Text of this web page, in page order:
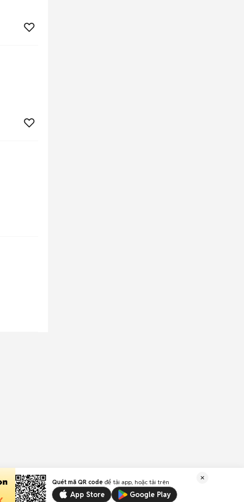
Quét mã QR code để tải app, hoặc tải trên
App Store Google Play